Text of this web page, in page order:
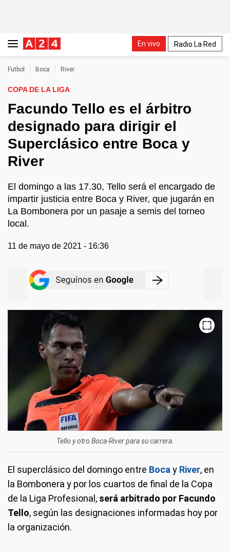
En vivo Radio La Red
Futbol Boca River
COPA DE LA LIGA
Facundo Tello es el árbitro
designado para dirigir el
Superclásico entre Boca y
River
El domingo a las 17.30, Tello será el encargado de
impartir justicia entre Boca y River, que jugarán en
La Bombonera por un pasaje a semis del torneo
local.
11 de mayo de 2021 - 16:36
Tello y otro Boca-River para su carrera.
El superclásico del domingo entre Bocay River, en
la Bombonera y por los cuartos de final de la Copa
de la Liga Profesional, será arbitrado por Facundo
Tello, según las designaciones informadas hoy por
la organización.